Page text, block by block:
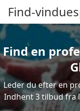
Find-
Find en
Leder du efter en
Indhent 3 tilbud fra